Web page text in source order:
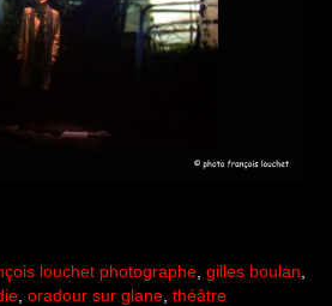
louchet photographe gilles boulan
oradour sur glane théâtre